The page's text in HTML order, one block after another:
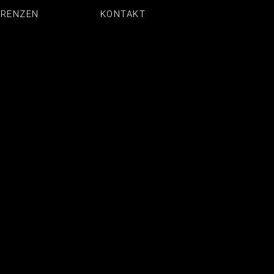
KONTAKT